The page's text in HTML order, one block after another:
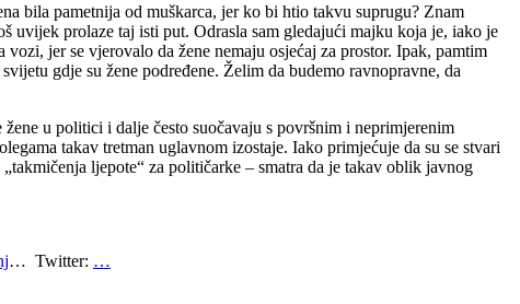
bila pametnija od muškarca, jer ko bi htio takvu suprugu? Znam
uvijek prolaze taj isti put. Odrasla sam gledajući majku koja je, iako je
jer se vjerovalo da žene nemaju osjećaj za prostor. Ipak, pamtim
gdje su žene podređene. Želim da budemo ravnopravne, da
u politici i dalje često suočavaju s površnim i neprimjerenim
takav tretman uglavnom izostaje. Iako primjećuje da su se stvari
ljepote“ za političarke – smatra da je takav oblik javnog
… Twitter: …